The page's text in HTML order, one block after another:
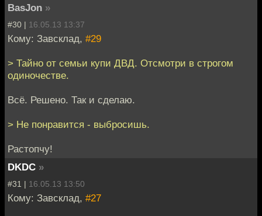
BasJon »
#30 | 16.05.13 13:37
Кому: Завсклад, #29
> Тайно от семьи купи ДВД. Отсмотри в строгом
одиночестве.
Всё. Решено. Так и сделаю.
> Не понравится - выбросишь.
Растопчу!
DKDC »
#31 | 16.05.13 13:50
Кому: Завсклад, #27